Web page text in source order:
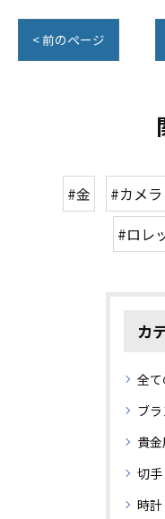
< 前のページ
#金 #カメラ
#ロレ
カ
全
ブ
貴金
切手
時計